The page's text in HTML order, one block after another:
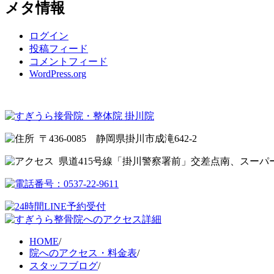
メタ情報
ログイン
投稿フィード
コメントフィード
WordPress.org
〒436-0085 静岡県掛川市成滝642-2
県道415号線「掛川警察署前」交差点南、スーパ
HOME/
院へのアクセス・料金表/
スタッフブログ/